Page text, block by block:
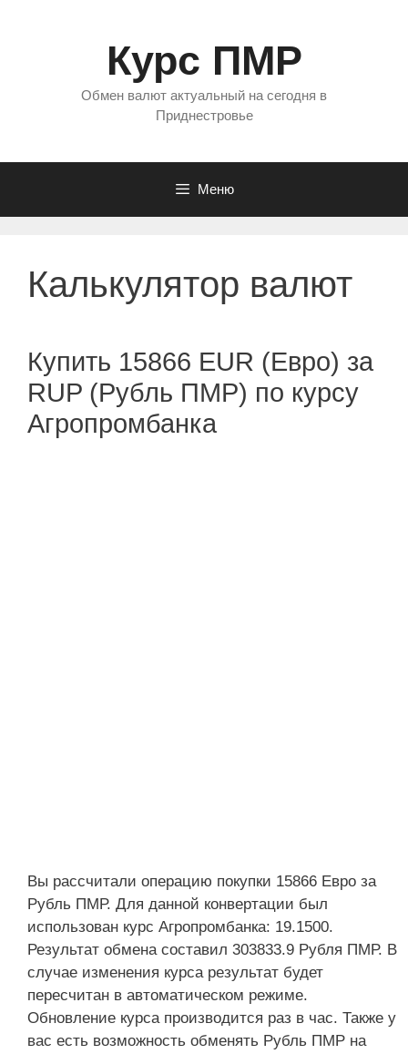
Курс ПМР
Обмен валют актуальный на сегодня в
Приднестровье
Меню
Калькулятор валют
Купить 15866 EUR (Евро) за
RUP (Рубль ПМР) по курсу
Агропромбанка
Вы рассчитали операцию покупки 15866 Евро за
Рубль ПМР. Для данной конвертации был
использован курс Агропромбанка: 19.1500.
Результат обмена составил 303833.9 Рубля ПМР. В
случае изменения курса результат будет
пересчитан в автоматическом режиме.
Обновление курса производится раз в час. Также у
вас есть возможность обменять Рубль ПМР на